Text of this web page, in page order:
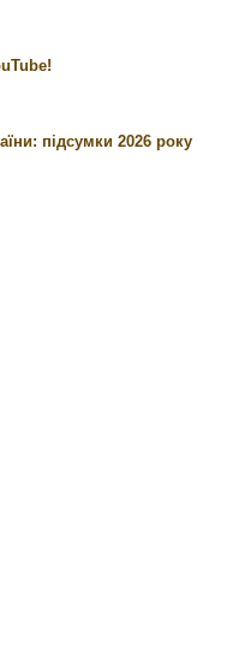
підсумки 2026 року